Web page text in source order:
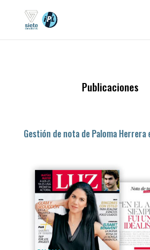
Publicaciones
Gestión de nota de Paloma Herrera